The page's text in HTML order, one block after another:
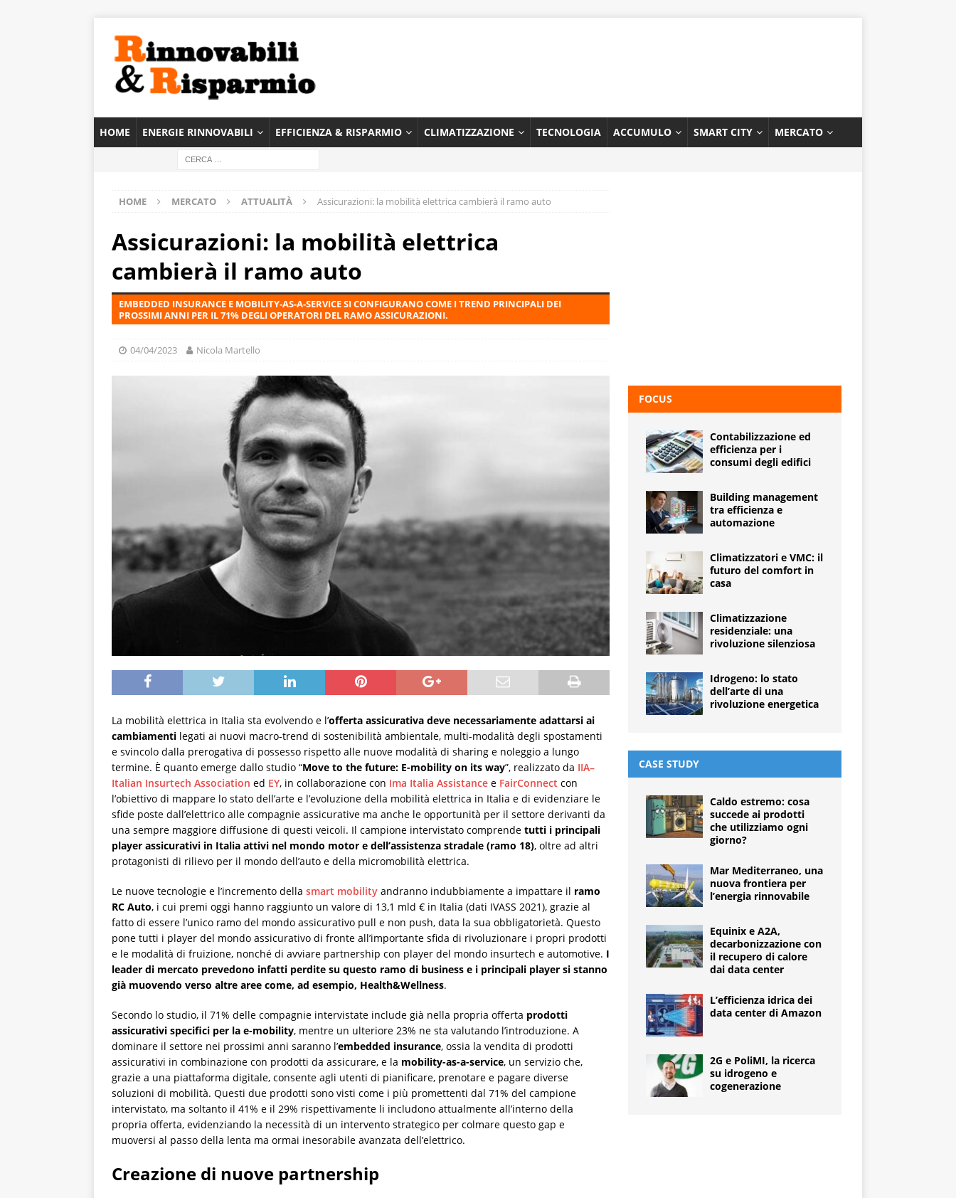
HOME ENERGIE RINNOVABILI EFFICIENZA & RISPARMIO CLIMATIZZAZIONE TECNOLOGIA ACCUMULO SMART CITY MERCATO
HOME MERCATO ATTUALITÀ Assicurazioni: la mobilità elettrica cambierà il ramo auto
Assicurazioni: la mobilità elettrica
cambierà il ramo auto
EMBEDDED INSURANCE E MOBILITY-AS-A-SERVICE SI CONFIGURANO COME I TREND PRINCIPALI DEI
PROSSIMI ANNI PER IL 71% DEGLI OPERATORI DEL RAMO ASSICURAZIONI.
04/04/2023 Nicola Martello
La mobilità elettrica in Italia sta evolvendo e l’offerta assicurativa deve necessariamente adattarsi ai
cambiamenti legati ai nuovi macro-trend di sostenibilità ambientale, multi-modalità degli spostamenti
e svincolo dalla prerogativa di possesso rispetto alle nuove modalità di sharing e noleggio a lungo
termine. È quanto emerge dallo studio “Move to the future: E-mobility on its way”, realizzato da IIA–
Italian Insurtech Association ed EY, in collaborazione con Ima Italia Assistance e FairConnect con
l’obiettivo di mappare lo stato dell’arte e l’evoluzione della mobilità elettrica in Italia e di evidenziare le
sfide poste dall’elettrico alle compagnie assicurative ma anche le opportunità per il settore derivanti da
una sempre maggiore diffusione di questi veicoli. Il campione intervistato comprende tutti i principali
player assicurativi in Italia attivi nel mondo motor e dell’assistenza stradale (ramo 18), oltre ad altri
protagonisti di rilievo per il mondo dell’auto e della micromobilità elettrica.
Le nuove tecnologie e l’incremento della smart mobility andranno indubbiamente a impattare il ramo
RC Auto, i cui premi oggi hanno raggiunto un valore di 13,1 mld € in Italia (dati IVASS 2021), grazie al
fatto di essere l’unico ramo del mondo assicurativo pull e non push, data la sua obbligatorietà. Questo
pone tutti i player del mondo assicurativo di fronte all’importante sfida di rivoluzionare i propri prodotti
e le modalità di fruizione, nonché di avviare partnership con player del mondo insurtech e automotive. I
leader di mercato prevedono infatti perdite su questo ramo di business e i principali player si stanno
già muovendo verso altre aree come, ad esempio, Health&Wellness.
Secondo lo studio, il 71% delle compagnie intervistate include già nella propria offerta prodotti
assicurativi specifici per la e-mobility, mentre un ulteriore 23% ne sta valutando l’introduzione. A
dominare il settore nei prossimi anni saranno l’embedded insurance, ossia la vendita di prodotti
assicurativi in combinazione con prodotti da assicurare, e la mobility-as-a-service, un servizio che,
grazie a una piattaforma digitale, consente agli utenti di pianificare, prenotare e pagare diverse
soluzioni di mobilità. Questi due prodotti sono visti come i più promettenti dal 71% del campione
intervistato, ma soltanto il 41% e il 29% rispettivamente li includono attualmente all’interno della
propria offerta, evidenziando la necessità di un intervento strategico per colmare questo gap e
muoversi al passo della lenta ma ormai inesorabile avanzata dell’elettrico.
Creazione di nuove partnership
FOCUS
Contabilizzazione ed
efficienza per i
consumi degli edifici
Building management
tra efficienza e
automazione
Climatizzatori e VMC: il
futuro del comfort in
casa
Climatizzazione
residenziale: una
rivoluzione silenziosa
Idrogeno: lo stato
dell’arte di una
rivoluzione energetica
CASE STUDY
Caldo estremo: cosa
succede ai prodotti
che utilizziamo ogni
giorno?
Mar Mediterraneo, una
nuova frontiera per
l’energia rinnovabile
Equinix e A2A,
decarbonizzazione con
il recupero di calore
dai data center
L’efficienza idrica dei
data center di Amazon
2G e PoliMI, la ricerca
su idrogeno e
cogenerazione